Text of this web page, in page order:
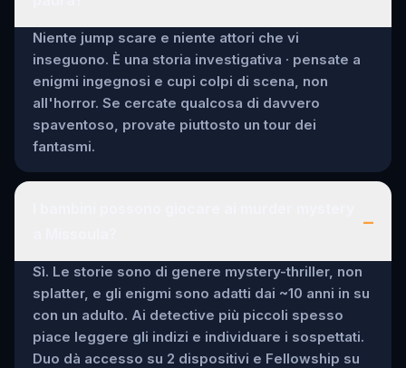
Niente jump scare e niente attori che vi
inseguono. È una storia investigativa · pensate a
enigmi ingegnosi e cupi colpi di scena, non
all'horror. Se cercate qualcosa di davvero
spaventoso, provate piuttosto un tour dei
fantasmi.
–
Sì. Le storie sono di genere mystery-thriller, non
splatter, e gli enigmi sono adatti dai ~10 anni in su
con un adulto. Ai detective più piccoli spesso
piace leggere gli indizi e individuare i sospettati.
Duo dà accesso su 2 dispositivi e Fellowship su